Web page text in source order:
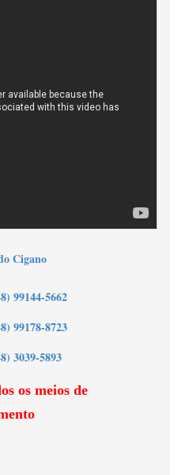
Cigano
99144-5662
99178-8723
3039-5893
os meios de